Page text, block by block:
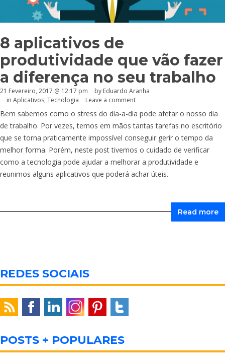
8 aplicativos de
produtividade que vão fazer
a diferença no seu trabalho
21 Fevereiro, 2017 @ 12:17 pm by Eduardo Aranha
in Aplicativos, Tecnologia Leave a comment
Bem sabemos como o stress do dia-a-dia pode afetar o nosso dia
de trabalho. Por vezes, temos em mãos tantas tarefas no escritório
que se torna praticamente impossível conseguir gerir o tempo da
melhor forma. Porém, neste post tivemos o cuidado de verificar
como a tecnologia pode ajudar a melhorar a produtividade e
reunimos alguns aplicativos que poderá achar úteis.
Read more
REDES SOCIAIS
POSTS + POPULARES